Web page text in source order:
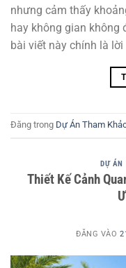
nhưng cảm thấy
hay không gian không
bài viết này chính là lời
Đăng trong Dự Án Tham
DỰ ÁN
Thiết Kế Cảnh
ĐĂNG VÀO